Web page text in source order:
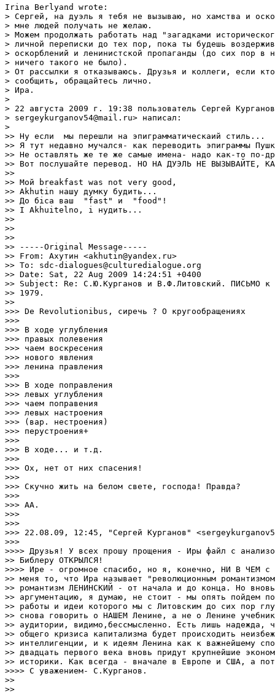
Irina Berlyand wrote:
> Сергей, на дуэль я тебя не вызываю, но хамства и
> мне людей получать не желаю.
> Можем продолжать работать над "загадками
> личной переписки до тех пор, пока ты будешь
> оскорблений и ленинистской пропаганды (до сих пор в
> ничего такого не было).
> От рассылки я отказываюсь. Друзья и коллеги, если
> сообщить, обращайтесь лично.
> Ира.
>
> 22 августа 2009 г. 19:38 пользователь Сергей
> sergeykurganov54@mail.ru> написал:
>
>> Ну если  мы перешли на эпиграмматическаий стиль...
>> Я тут недавно мучался- как переводить эпиграммы
>> Не оставлять же те же самые имена- надо как-то по-
>> Вот послушайте перевод. НО НА ДУЭЛЬ НЕ
>>
>> Мой breakfast was not very good,
>> Akhutin нашу думку будить...
>> До бiса ваш  "fast" и  "food"!
>> I Akhuitelno, i нудить...
>>
>>
>>
>> -----Original Message-----
>> From: Ахутин <akhutin@yandex.ru>
>> To: sdc-dialogues@culturedialogue.org
>> Date: Sat, 22 Aug 2009 14:24:51 +0400
>> Subject: Re: С.Ю.Курганов и В.Ф.Литовский. ПИСЬМО к
>> 1979.
>>
>>> De Revolutionibus, сиречь ? О кругообращениях
>>>
>>> В ходе углубления
>>> правых полевения
>>> чаем воскресения
>>> нового явления
>>> ленина правления
>>>
>>> В ходе поправления
>>> левых углубления
>>> чаем поправения
>>> левых настроения
>>> (вар. нестроения)
>>> перустроения+
>>>
>>> В ходе... и т.д.
>>>
>>> Ох, нет от них спасения!
>>>
>>> Скучно жить на белом свете, господа! Правда?
>>>
>>> АА.
>>>
>>>
>>> 22.08.09, 12:45, "Сергей Курганов"
>>>
>>>> Друзья! У всех прошу прощения - Иры файл с
>> Библеру ОТКРЫЛСЯ!
>>>> Ире - огромное спасибо, но я, конечно, НИ В ЧЕМ с
>> меня то, что Ира называет "революционным
>> романтизм ЛЕНИНСКИЙ - от начала и до конца. Но вновь
>> аргументацию, я думаю, не стоит - мы опять пойдем
>> работы и идеи которого мы с Литовским до сих пор
>> снова говорить о НАШЕМ Ленине, а не о Ленине
>> аудитории, видимо,бессмысленно. Есть лишь надежда,
>> общего кризиса капитализма будет происходить
>> интеллигенции, и к идеям Ленина как к важнейшему
>> двадцать первого века вновь придут крупнейшие
>> историки. Как всегда - вначале в Европе и США, а
>>>> С уважением- С.Курганов.
>>
>>